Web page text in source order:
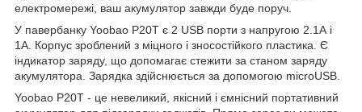
електромережі, ваш акумулятор завжди буде поруч.
У павербанку Yoobao P20T є 2 USB порти з напругою 2.1А і
1А. Корпус зроблений з міцного і зносостійкого пластика. Є
індикатор заряду, що допомагає стежити за станом заряду
акумулятора. Зарядка здійснюється за допомогою microUSB.
Yoobao P20T - це невеликий, якісний і ємнісний портативний